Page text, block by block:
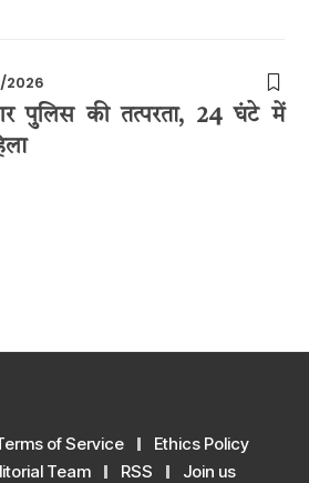
2026
पुलिस की तत्परता, 24 घंटे में
of Service
Ethics Policy
Team RSS Join us